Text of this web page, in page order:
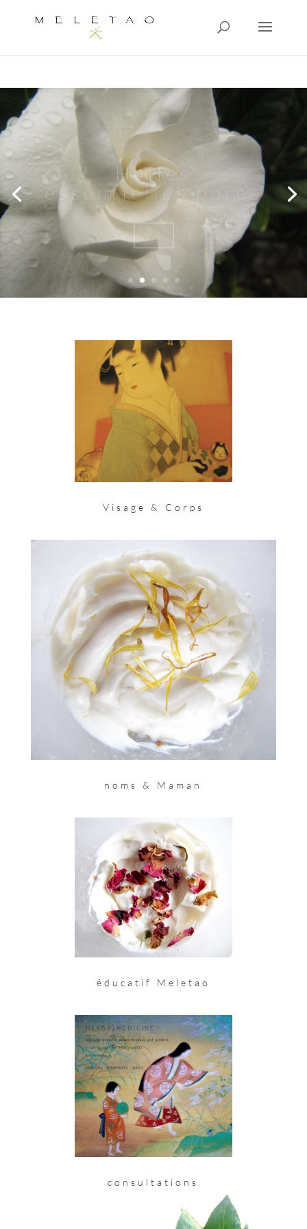
Huiles
essentielles pures
Vue
Visage & Corps
noms & Maman
éducatif Meletao
consultations